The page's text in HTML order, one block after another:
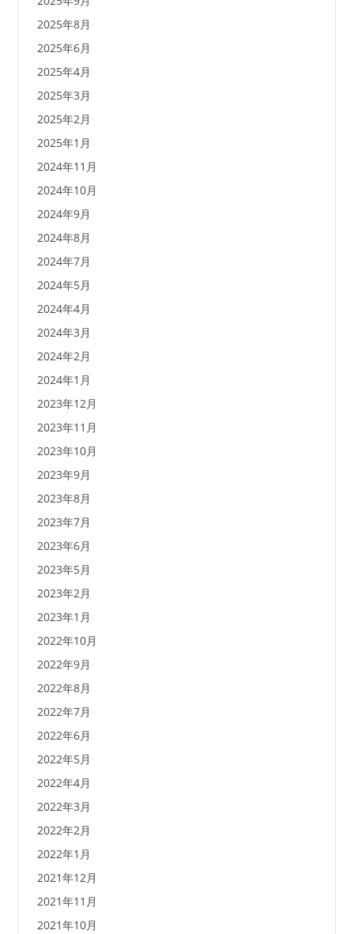
2025年8月
2025年6月
2025年4月
2025年3月
2025年2月
2025年1月
2024年11月
2024年10月
2024年9月
2024年8月
2024年7月
2024年5月
2024年4月
2024年3月
2024年2月
2024年1月
2023年12月
2023年11月
2023年10月
2023年9月
2023年8月
2023年7月
2023年6月
2023年5月
2023年2月
2023年1月
2022年10月
2022年9月
2022年8月
2022年7月
2022年6月
2022年5月
2022年4月
2022年3月
2022年2月
2022年1月
2021年12月
2021年11月
2021年10月